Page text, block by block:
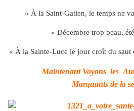
« À la Saint-Gatien, le temps ne
« Décembre trop beau,
« À la Sainte-Luce le jour croît du saut
Maintenant Voyons les
Marquants de la